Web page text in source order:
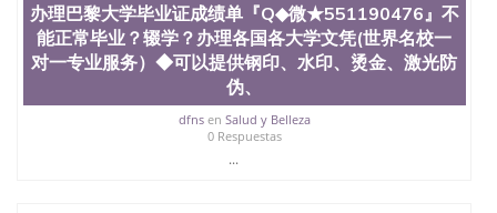
办理巴黎大学毕业证成绩单『Q◆微★551190476』不
能正常毕业？辍学？办理各国各大学文凭(世界名校一
对一专业服务）◆可以提供钢印、水印、烫金、激光防
伪、
dfnsen Salud y Belleza
0 Respuestas
...